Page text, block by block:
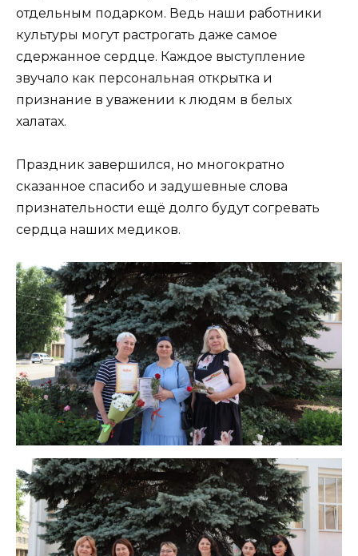
отдельным подарком. Ведь наши работники
культуры могут растрогать даже самое
сдержанное сердце. Каждое выступление
звучало как персональная открытка и
признание в уважении к людям в белых
халатах.
Праздник завершился, но многократно
сказанное спасибо и задушевные слова
признательности ещё долго будут согревать
сердца наших медиков.